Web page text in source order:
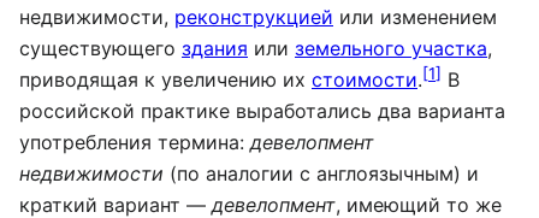
недвижимости, реконструкцией или изменением
существующего здания или земельного участка,
приводящая к увеличению их стоимости.[1] В
российской практике выработались два варианта
употребления термина:девелопмент
недвижимости (по аналогии с англоязычным) и
краткий вариант —девелопмент, имеющий то же